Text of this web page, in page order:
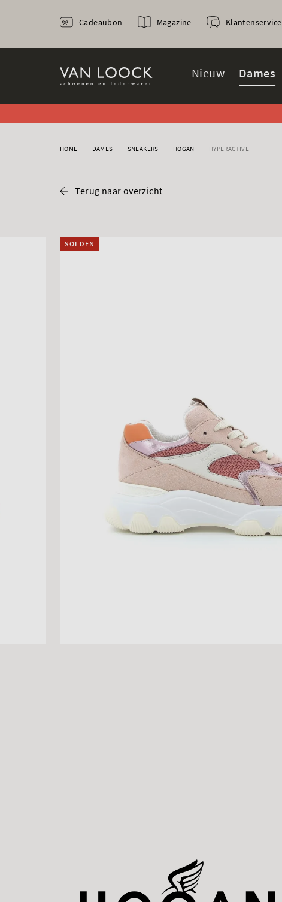
Nieuw Dames
Cadeaubon Magazine Klantenservice
HOME DAMES SNEAKERS HOGAN HYPERACTIVE
Terug naar overzicht
SOLDEN